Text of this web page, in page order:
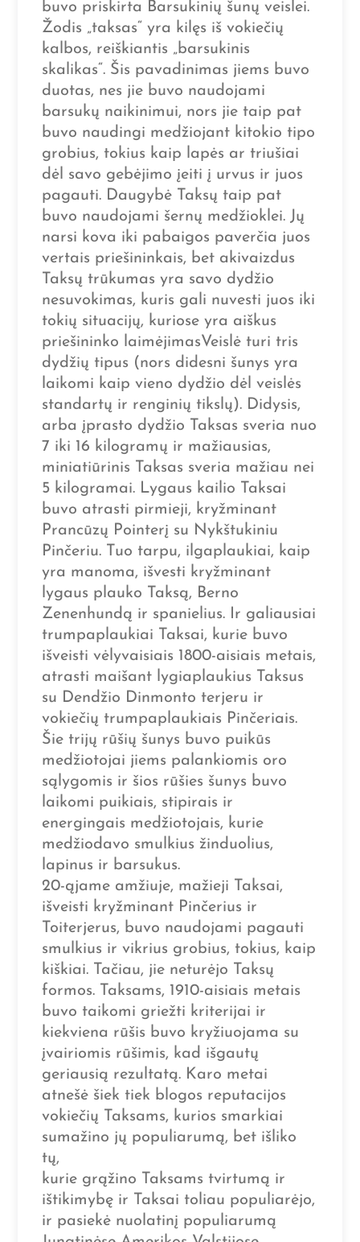
buvo priskirta Barsukinių šunų veislei.
Žodis „taksas“ yra kilęs iš vokiečių
kalbos, reiškiantis „barsukinis
skalikas“. Šis pavadinimas jiems buvo
duotas, nes jie buvo naudojami
barsukų naikinimui, nors jie taip pat
buvo naudingi medžiojant kitokio tipo
grobius, tokius kaip lapės ar triušiai
dėl savo gebėjimo įeiti į urvus ir juos
pagauti. Daugybė Taksų taip pat
buvo naudojami šernų medžioklei. Jų
narsi kova iki pabaigos paverčia juos
vertais priešininkais, bet akivaizdus
Taksų trūkumas yra savo dydžio
nesuvokimas, kuris gali nuvesti juos iki
tokių situacijų, kuriose yra aiškus
priešininko laimėjimasVeislė turi tris
dydžių tipus (nors didesni šunys yra
laikomi kaip vieno dydžio dėl veislės
standartų ir renginių tikslų). Didysis,
arba įprasto dydžio Taksas sveria nuo
7 iki 16 kilogramų ir mažiausias,
miniatiūrinis Taksas sveria mažiau nei
5 kilogramai. Lygaus kailio Taksai
buvo atrasti pirmieji, kryžminant
Prancūzų Pointerį su Nykštukiniu
Pinčeriu. Tuo tarpu, ilgaplaukiai, kaip
yra manoma, išvesti kryžminant
lygaus plauko Taksą, Berno
Zenenhundą ir spanielius. Ir galiausiai
trumpaplaukiai Taksai, kurie buvo
išveisti vėlyvaisiais 1800-aisiais metais,
atrasti maišant lygiaplaukius Taksus
su Dendžio Dinmonto terjeru ir
vokiečių trumpaplaukiais Pinčeriais.
Šie trijų rūšių šunys buvo puikūs
medžiotojai jiems palankiomis oro
sąlygomis ir šios rūšies šunys buvo
laikomi puikiais, stipirais ir
energingais medžiotojais, kurie
medžiodavo smulkius žinduolius,
lapinus ir barsukus.
20-ąjame amžiuje, mažieji Taksai,
išveisti kryžminant Pinčerius ir
Toiterjerus, buvo naudojami pagauti
smulkius ir vikrius grobius, tokius, kaip
kiškiai. Tačiau, jie neturėjo Taksų
formos. Taksams, 1910-aisiais metais
buvo taikomi griežti kriterijai ir
kiekviena rūšis buvo kryžiuojama su
įvairiomis rūšimis, kad išgautų
geriausią rezultatą. Karo metai
atnešė šiek tiek blogos reputacijos
vokiečių Taksams, kurios smarkiai
sumažino jų populiarumą, bet išliko
tų,
kurie grąžino Taksams tvirtumą ir
ištikimybę ir Taksai toliau populiarėjo,
ir pasiekė nuolatinį populiarumą